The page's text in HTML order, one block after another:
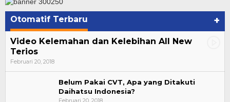
Otomatif Terbaru +
Video Kelemahan dan Kelebihan All New
Terios
Februari 20, 2018
Belum Pakai CVT, Apa yang Ditakuti
Daihatsu Indonesia?